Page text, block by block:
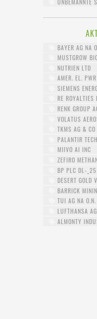
UNBEMANNTE
BAYER AG NA
MUSTGROW
NUTRIEN LTD
AMER. EL.
SIEMENS
RE ROYALTIES
RENK GROUP
VOLATUS
TKMS AG & CO
PALANTIR
MIIVO AI INC
ZEFIRO
BP PLC DL-_25
DESERT GOLD
BARRICK
TUI AG NA O.N.
LUFTHANSA
ALMONTY